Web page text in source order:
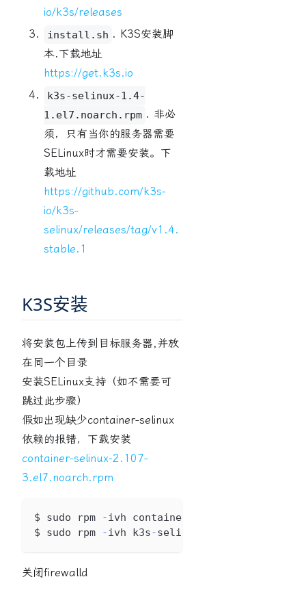
io/k3s/releases
install.sh . K3S安装脚
本.下载地址
https://get.k3s.io
k3s-selinux-1.4-
1.el7.noarch.rpm . 非必
须，只有当你的服务器需要
SELinux时才需要安装。下
载地址
https://github.com/k3s-
io/k3s-
selinux/releases/tag/v1.4.
stable.1
K3S安装
将安装包上传到目标服务器,并放
在同一个目录
安装SELinux支持（如不需要可
跳过此步骤）
假如出现缺少container-selinux
依赖的报错，下载安装
container-selinux-2.107-
3.el7.noarch.rpm
$ sudo rpm -ivh container
$ sudo rpm
-ivh k3s-selinux
关闭firewalld